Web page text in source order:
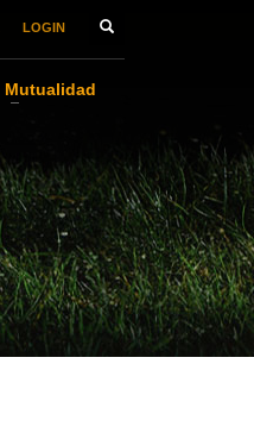
LOGIN
Mutualidad